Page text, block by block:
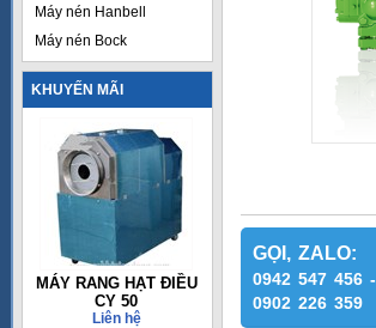
Máy nén Hanbell
Máy nén Bock
KHUYẾN MÃI
MÁY RANG HẠT ĐIỀU
CY 50
Liên hệ
GỌI, ZALO:
0942 547 456 -
0902 226 359